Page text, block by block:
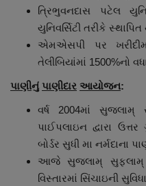
ત્રિભુવનદાસ પટેલ
યુનિવર્સિટી તરીકે
એમએસપી પર
તેલીબિયાંમાં 1500%નો
પાણીનું પાણીદાર આયોજન:
વર્ષ 2004માં
પાઈપલાઇન દ્વારા
બોર્ડર સુધી મા નર્મદાના
આજે સુજલામ્ સુફલામ્
વિસ્તારમાં સિંચાઇની